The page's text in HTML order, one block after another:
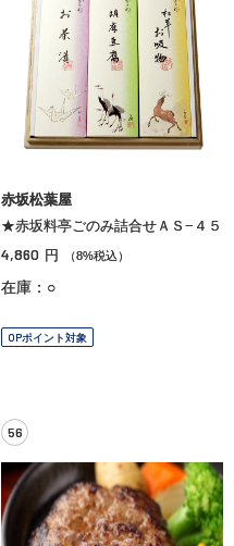
赤坂松葉屋
★赤坂料亭ごのみ詰合せＡＳ−４５
4,860 円 （8%税込）
在庫：○
OPポイント対象
56